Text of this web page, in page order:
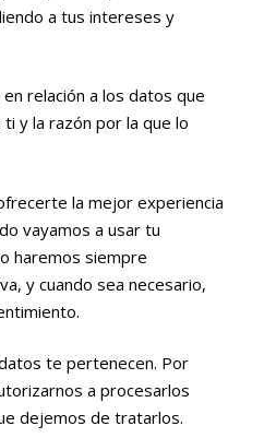
a tus intereses y
relación a los datos que
y la razón por la que lo
la mejor experiencia
vayamos a usar tu
haremos siempre
y cuando sea necesario,
te pertenecen. Por
a procesarlos
dejemos de tratarlos.